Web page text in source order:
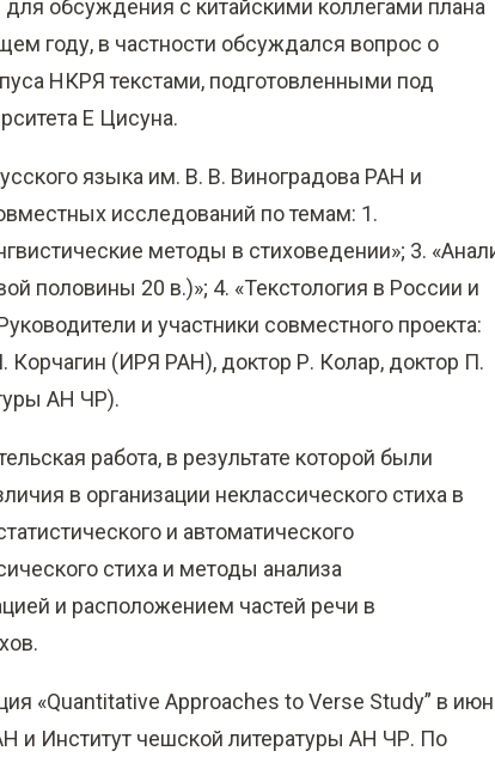
обсуждения с китайскими коллегами плана
году, в частности обсуждался вопрос о
НКРЯ текстами, подготовленными под
Е Цисуна.
языка им. В. В. Виноградова РАН и
исследований по темам: 1.
методы в стиховедении»; 3.
половины 20 в.)»; 4. «Текстология в России и
и участники совместного проекта:
Корчагин (ИРЯ РАН), доктор Р. Колар, доктор П.
АН ЧР).
работа, в результате которой были
в организации неклассического стиха в
и автоматического
стиха и методы анализа
и расположением частей речи в
«Quantitative Approaches to Verse Study” в
и Институт чешской литературы АН ЧР. По